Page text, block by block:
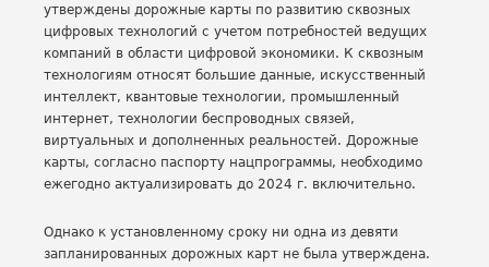
утверждены дорожные карты по развитию сквозных
цифровых технологий с учетом потребностей ведущих
компаний в области цифровой экономики. К сквозным
технологиям относят большие данные, искусственный
интеллект, квантовые технологии, промышленный
интернет, технологии беспроводных связей,
виртуальных и дополненных реальностей. Дорожные
карты, согласно паспорту нацпрограммы, необходимо
ежегодно актуализировать до 2024 г. включительно.
Однако к установленному сроку ни одна из девяти
запланированных дорожных карт не была утверждена.